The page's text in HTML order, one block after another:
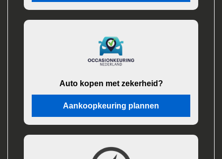
Auto kopen met zekerheid?
Aankoopkeuring plannen